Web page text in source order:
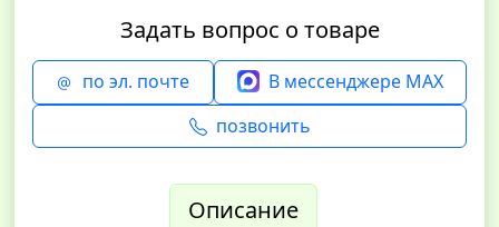
Задать вопрос о товаре
по эл. почте
В мессенджере MAX
позвонить
Описание